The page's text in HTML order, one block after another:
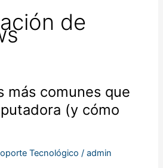
de
más comunes que
(y cómo
Tecnológico /admin